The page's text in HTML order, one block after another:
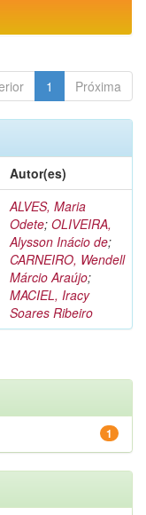
1 Próxima
Autor(es)
ALVES, Maria
Odete; OLIVEIRA,
Alysson Inácio de;
CARNEIRO, Wendell
Márcio Araújo;
MACIEL, Iracy
Soares Ribeiro
1